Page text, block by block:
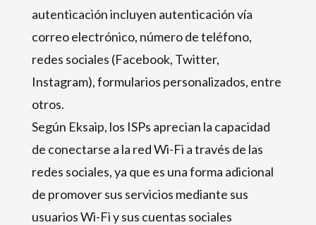
autenticación incluyen autenticación vía
correo electrónico, número de teléfono,
redes sociales (Facebook, Twitter,
Instagram), formularios personalizados, entre
otros.
Según Eksaip, los ISPs aprecian la capacidad
de conectarse a la red Wi-Fi a través de las
redes sociales, ya que es una forma adicional
de promover sus servicios mediante sus
usuarios Wi-Fi y sus cuentas sociales